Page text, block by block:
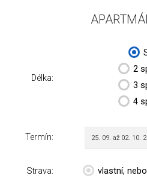
Délka:
2
3
4
Termín: 25. 09. až 02. 10.
Strava: vlastní,